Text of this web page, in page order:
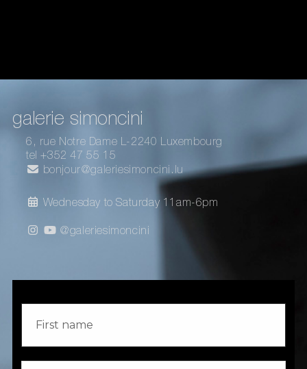
galerie simoncini
6, rue Notre Dame L-2240 Luxembourg
tel +352 47 55 15
bonjour@galeriesimoncini.lu
Wednesday to Saturday 11am-6pm
@galeriesimoncini